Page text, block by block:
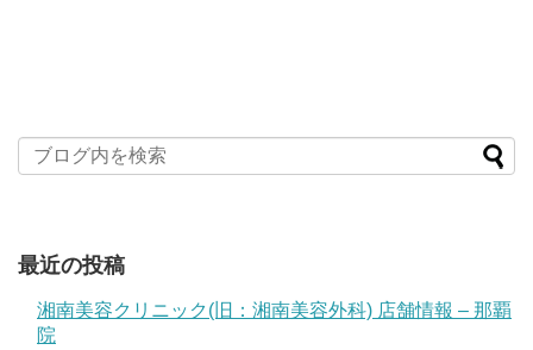
最近の投稿
湘南美容クリニック(旧：湘南美容外科) 店舗情報 – 那覇
院